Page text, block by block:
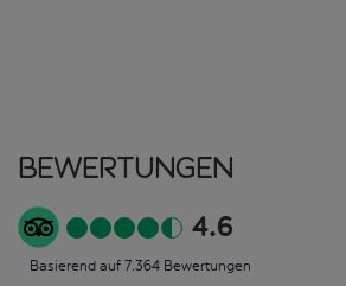
Bewertungen
4.6
Basierend auf 7.364 Bewertungen